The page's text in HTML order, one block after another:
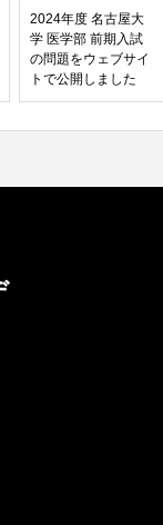
2024年度 名古屋大
学 医学部 前期入試
の問題をウェブサイ
トで公開しました